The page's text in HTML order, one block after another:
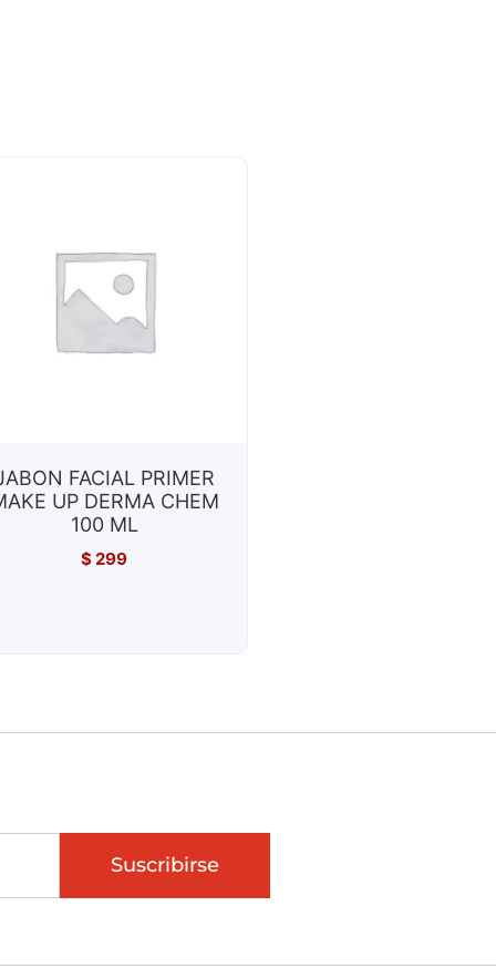
FACIAL PRIMER
UP DERMA CHEM
100 ML
$299
Suscribirse